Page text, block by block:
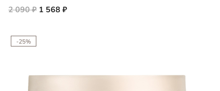
2 090 ₽ 1 568 ₽
-25%